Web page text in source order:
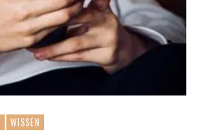
WISSEN